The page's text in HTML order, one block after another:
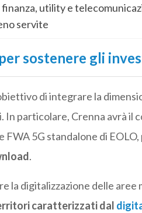
utility e
servite
sostenere gli
di integrare la
In particolare, Crenna avrà il
FWA 5G standalone di
.
la digitalizzazione delle aree
caratterizzati dal